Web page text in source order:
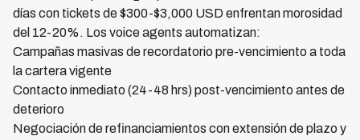
días con tickets de $300-$3,000 USD enfrentan morosidad
del 12-20%. Los voice agents automatizan:
Campañas masivas de recordatorio pre-vencimiento a toda
la cartera vigente
Contacto inmediato (24-48 hrs) post-vencimiento antes de
deterioro
Negociación de refinanciamientos con extensión de plazo y